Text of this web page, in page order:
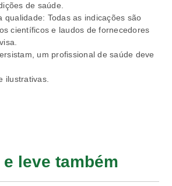
de saúde.
qualidade: Todas as indicações são
científicos e laudos de fornecedores
um profissional de saúde deve
ilustrativas.
leve também